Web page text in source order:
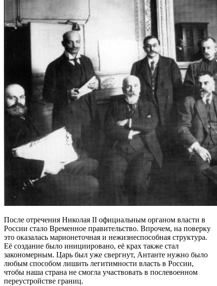
После отречения Николая II официальным органом власти в
России стало Временное правительство. Впрочем, на поверку
это оказалась марионеточная и нежизнеспособная структура.
Её создание было инициировано, её крах также стал
закономерным. Царь был уже свергнут, Антанте нужно было
любым способом лишить легитимности власть в России,
чтобы наша страна не смогла участвовать в послевоенном
переустройстве границ.